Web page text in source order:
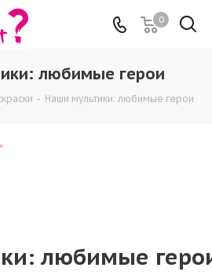
0
любимые герои
- Наши мультики: любимые герои
любимые